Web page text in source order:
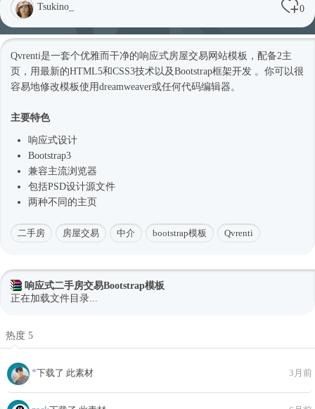
Tsukino_ 0
Qvrenti是一套个优雅而干净的响应式房屋交易 网站模板 ，配备2主
页，用最新的HTML5和CSS3技术以及Bootstrap框架开发 。你可以很
容易地修改模板使用dreamweaver或任何代码编辑器。
主要特色
响应式设计
Bootstrap3
兼容主流浏览器
包括PSD设计源文件
两种不同的主页
二手房 房屋交易 中介 bootstrap模板 Qvrenti
响应式二手房交易Bootstrap模板
正在加载文件目录...
热度 5
*下载了 此素材 3月前